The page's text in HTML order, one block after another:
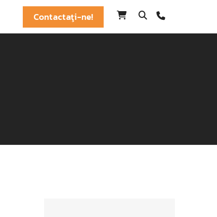
Contactaţi-ne!